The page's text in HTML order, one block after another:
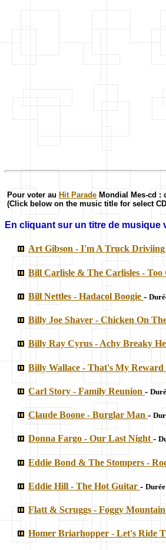
Pour voter au Hit Parade Mondial Mes-cd
(Click below on the music title for select
En cliquant sur un titre de
Art Gibson - I'm A Truck
Bill Carlisle & The Carlisles -
Bill Nettles - Hadacol Boogie -
Billy Joe Shaver - Chicken On
Billy Ray Cyrus - Achy Breaky
Billy Wallace - That's My Reward
Carl Story - Family Reunion -
Claude Boone - Burglar Man -
Donna Fargo - Our Last Night -
Eddie Bond & The Stompers -
Eddie Hill - The Hot Guitar -
Flatt & Scruggs - Foggy
Homer Briarhopper - Let's Ride